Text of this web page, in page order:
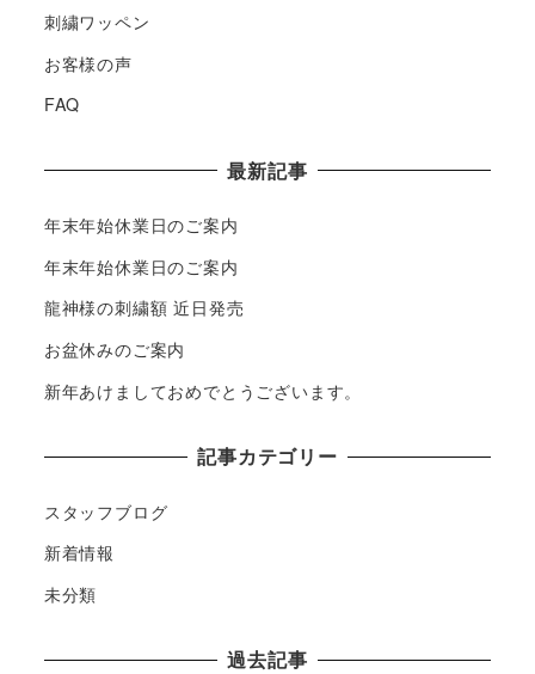
刺繍ワッペン
お客様の声
FAQ
最新記事
年末年始休業日のご案内
年末年始休業日のご案内
龍神様の刺繍額 近日発売
お盆休みのご案内
新年あけましておめでとうございます。
記事カテゴリー
スタッフブログ
新着情報
未分類
過去記事